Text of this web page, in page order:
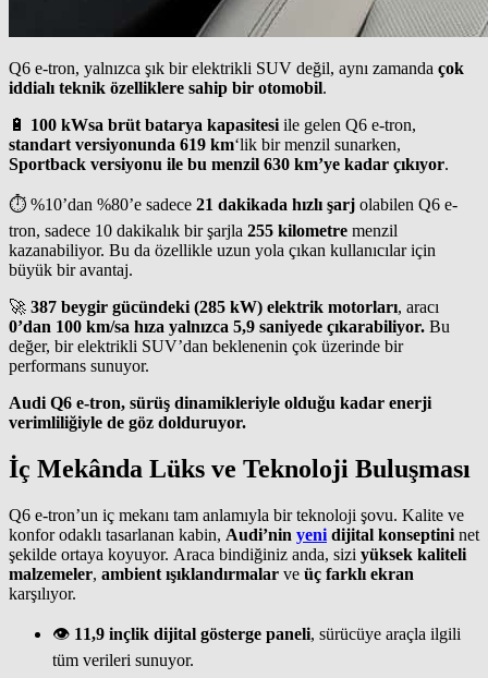
Q6 e-tron, yalnızca şık bir elektrikli SUV değil, aynı zamanda çok
iddialı teknik özelliklere sahip bir otomobil.
🔋 100 kWsa brüt batarya kapasitesi ile gelen Q6 e-tron,
standart versiyonunda 619 km‘lik bir menzil sunarken,
Sportback versiyonu ile bu menzil 630 km’ye kadar çıkıyor.
⏱️ %10’dan %80’e sadece 21 dakikada hızlı şarj olabilen Q6 e-
tron, sadece 10 dakikalık bir şarjla 255 kilometre menzil
kazanabiliyor. Bu da özellikle uzun yola çıkan kullanıcılar için
büyük bir avantaj.
🚀 387 beygir gücündeki (285 kW) elektrik motorları, aracı
0’dan 100 km/sa hıza yalnızca 5,9 saniyede çıkarabiliyor. Bu
değer, bir elektrikli SUV’dan beklenenin çok üzerinde bir
performans sunuyor.
Audi Q6 e-tron, sürüş dinamikleriyle olduğu kadar enerji
verimliliğiyle de göz dolduruyor.
İç Mekânda Lüks ve Teknoloji Buluşması
Q6 e-tron’un iç mekanı tam anlamıyla bir teknoloji şovu. Kalite ve
konfor odaklı tasarlanan kabin, Audi’nin yeni dijital konseptini net
şekilde ortaya koyuyor. Araca bindiğiniz anda, sizi yüksek kaliteli
malzemeler, ambient ışıklandırmalar ve üç farklı ekran
karşılıyor.
👁️ 11,9 inçlik dijital gösterge paneli, sürücüye araçla ilgili
tüm verileri sunuyor.